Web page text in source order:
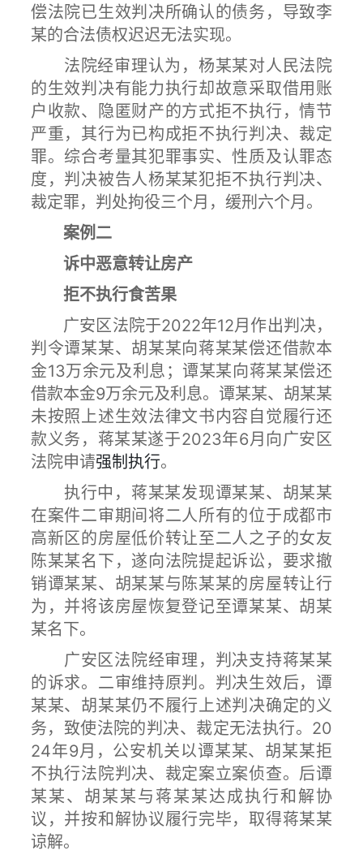
偿法院已生效判决所确认的债务，导致李
某的合法债权迟迟无法实现。
法院经审理认为，杨某某对人民法院
的生效判决有能力执行却故意采取借用账
户收款、隐匿财产的方式拒不执行，情节
严重，其行为已构成拒不执行判决、裁定
罪。综合考量其犯罪事实、性质及认罪态
度，判决被告人杨某某犯拒不执行判决、
裁定罪，判处拘役三个月，缓刑六个月。
案例二
诉中恶意转让房产
拒不执行食苦果
广安区法院于2022年12月作出判决，
判令谭某某、胡某某向蒋某某偿还借款本
金13万余元及利息；谭某某向蒋某某偿还
借款本金9万余元及利息。谭某某、胡某某
未按照上述生效法律文书内容自觉履行还
款义务，蒋某某遂于2023年6月向广安区
法院申请强制执行。
执行中，蒋某某发现谭某某、胡某某
在案件二审期间将二人所有的位于成都市
高新区的房屋低价转让至二人之子的女友
陈某某名下，遂向法院提起诉讼，要求撤
销谭某某、胡某某与陈某某的房屋转让行
为，并将该房屋恢复登记至谭某某、胡某
某名下。
广安区法院经审理，判决支持蒋某某
的诉求。二审维持原判。判决生效后，谭
某某、胡某某仍不履行上述判决确定的义
务，致使法院的判决、裁定无法执行。20
24年9月，公安机关以谭某某、胡某某拒
不执行法院判决、裁定案立案侦查。后谭
某某、胡某某与蒋某某达成执行和解协
议，并按和解协议履行完毕，取得蒋某某
谅解。